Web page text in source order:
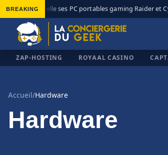
BREAKING
MSI renouvelle ses PC portables gaming Raider et
ZAP-HOSTING ROYAAL CASINO
Accueil/Hardware
Hardware